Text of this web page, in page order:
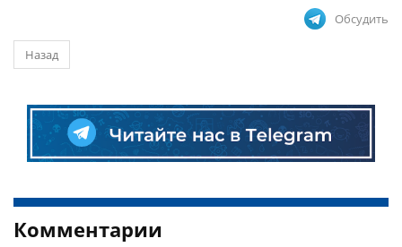
Обсудить
Назад
Комментарии